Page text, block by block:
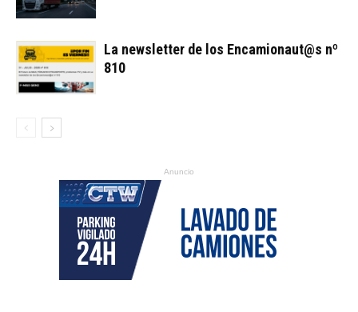
La newsletter de los Encamionaut@s nº
810
Anuncio